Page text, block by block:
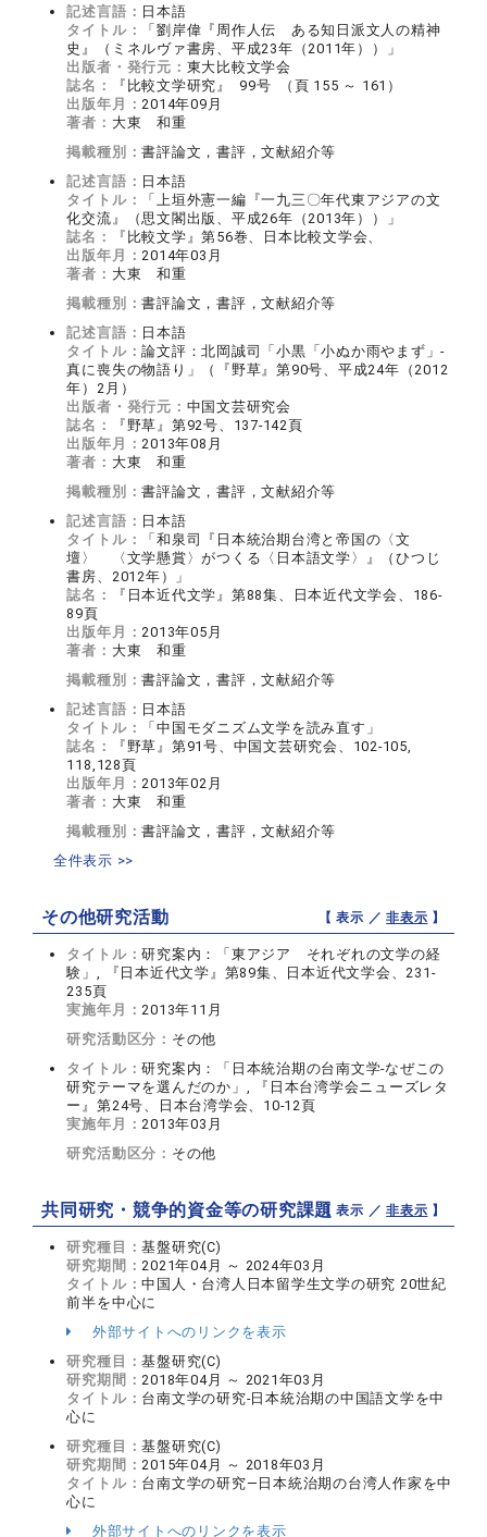
記述言語： 日本語
タイトル：
「劉岸偉『周作人伝 ある知日派文人の精神
史』（ミネルヴァ書房、平成23年（2011年））」
出版者・発行元： 東大比較文学会
誌名：
『比較文学研究』 99号 （頁 155 ～ 161）
出版年月：2014年09月
著者： 大東 和重
掲載種別：書評論文，書評，文献紹介等
記述言語： 日本語
タイトル：
「上垣外憲一編『一九三〇年代東アジアの文
化交流』（思文閣出版、平成26年（2013年））」
誌名：
『比較文学』第56巻、日本比較文学会、
出版年月：2014年03月
著者： 大東 和重
掲載種別：書評論文，書評，文献紹介等
記述言語： 日本語
タイトル：論文評：北岡誠司「小黒「小ぬか雨やまず」‐
真に喪失の物語り」（『野草』第90号、平成24年（2012
年）2月）
出版者・発行元： 中国文芸研究会
誌名：
『野草』第92号、137-142頁
出版年月：2013年08月
著者： 大東 和重
掲載種別：書評論文，書評，文献紹介等
記述言語： 日本語
タイトル：
「和泉司『日本統治期台湾と帝国の〈文
壇〉 〈文学懸賞〉がつくる〈日本語文学〉』（ひつじ
書房、2012年）」
誌名：
『日本近代文学』第88集、日本近代文学会、186-
89頁
出版年月：2013年05月
著者： 大東 和重
掲載種別：書評論文，書評，文献紹介等
記述言語： 日本語
タイトル：
「中国モダニズム文学を読み直す」
誌名：
『野草』第91号、中国文芸研究会、102-105,
118,128頁
出版年月：2013年02月
著者： 大東 和重
掲載種別：書評論文，書評，文献紹介等
全件表示 >>
その他研究活動 【 表示 ／非表示 】
タイトル：研究案内：「東アジア それぞれの文学の経
験」, 『日本近代文学』第89集、日本近代文学会、231-
235頁
実施年月：2013年11月
研究活動区分： その他
タイトル：研究案内：「日本統治期の台南文学‐なぜこの
研究テーマを選んだのか」, 『日本台湾学会ニューズレタ
ー』第24号、日本台湾学会、10-12頁
実施年月：2013年03月
研究活動区分： その他
共同研究・競争的資金等の研究課題【 表示 ／非表示 】
研究種目：基盤研究(C)
研究期間：2021年04月 ～ 2024年03月
タイトル：中国人・台湾人日本留学生文学の研究 20世紀
前半を中心に
外部サイトへのリンクを表示
研究種目：基盤研究(C)
研究期間：2018年04月 ～ 2021年03月
タイトル： 台南文学の研究‐日本統治期の中国語文学を中
心に
研究種目：基盤研究(C)
研究期間：2015年04月 ～ 2018年03月
タイトル： 台南文学の研究―日本統治期の台湾人作家を中
心に
外部サイトへのリンクを表示